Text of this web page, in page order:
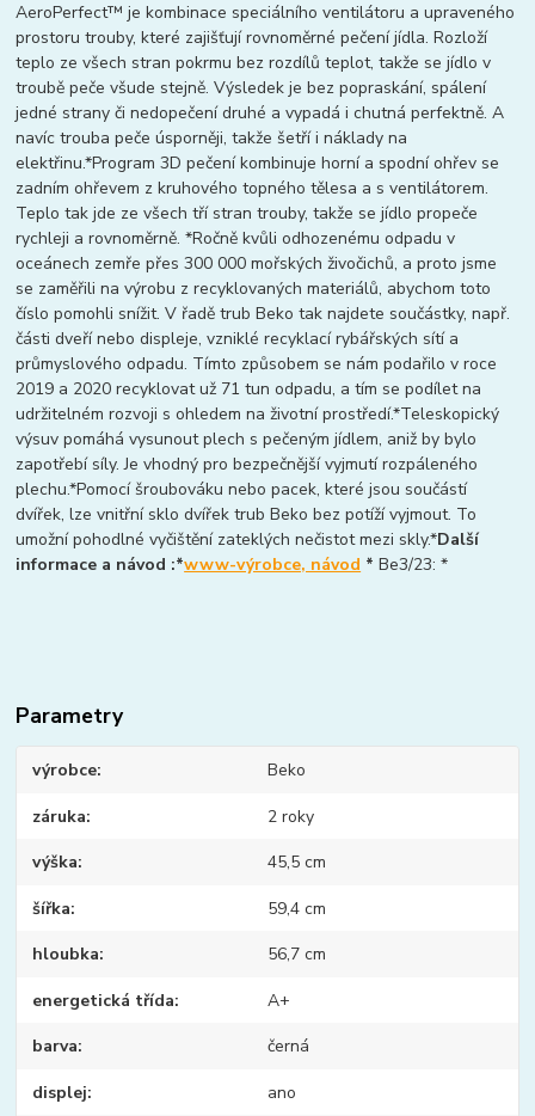
AeroPerfect™ je kombinace speciálního ventilátoru a upraveného
prostoru trouby, které zajišťují rovnoměrné pečení jídla. Rozloží
teplo ze všech stran pokrmu bez rozdílů teplot, takže se jídlo v
troubě peče všude stejně. Výsledek je bez popraskání, spálení
jedné strany či nedopečení druhé a vypadá i chutná perfektně. A
navíc trouba peče úsporněji, takže šetří i náklady na
elektřinu.*Program 3D pečení kombinuje horní a spodní ohřev se
zadním ohřevem z kruhového topného tělesa a s ventilátorem.
Teplo tak jde ze všech tří stran trouby, takže se jídlo propeče
rychleji a rovnoměrně. *Ročně kvůli odhozenému odpadu v
oceánech zemře přes 300 000 mořských živočichů, a proto jsme
se zaměřili na výrobu z recyklovaných materiálů, abychom toto
číslo pomohli snížit. V řadě trub Beko tak najdete součástky, např.
části dveří nebo displeje, vzniklé recyklací rybářských sítí a
průmyslového odpadu. Tímto způsobem se nám podařilo v roce
2019 a 2020 recyklovat už 71 tun odpadu, a tím se podílet na
udržitelném rozvoji s ohledem na životní prostředí.*Teleskopický
výsuv pomáhá vysunout plech s pečeným jídlem, aniž by bylo
zapotřebí síly. Je vhodný pro bezpečnější vyjmutí rozpáleného
plechu.*Pomocí šroubováku nebo pacek, které jsou součástí
dvířek, lze vnitřní sklo dvířek trub Beko bez potíží vyjmout. To
umožní pohodlné vyčištění zateklých nečistot mezi skly.*Další
informace a návod :*www-výrobce, návod *Be3/23: *
Parametry
výrobce Beko
záruka 2 roky
výška 45,5 cm
šířka 59,4 cm
hloubka 56,7 cm
energetická třída A+
barva černá
displej ano